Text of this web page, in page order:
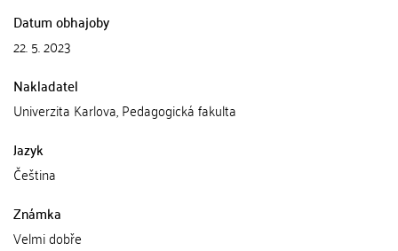
Datum obhajoby
22. 5. 2023
Nakladatel
Univerzita Karlova, Pedagogická fakulta
Jazyk
Čeština
Známka
Velmi dobře